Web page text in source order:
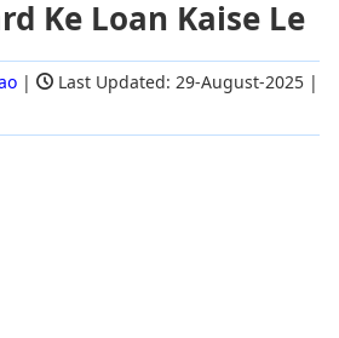
Ke Loan Kaise Le
| Last Updated: 29-August-2025 |